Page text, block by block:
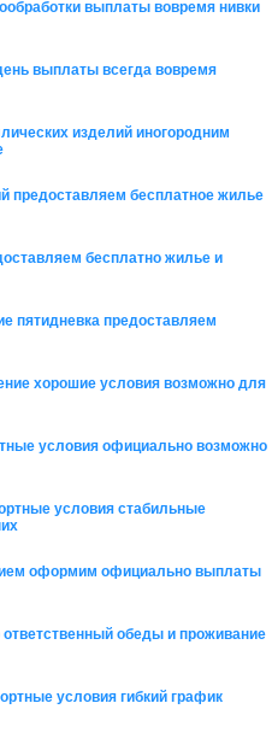
выплаты вовремя нивки
выплаты всегда вовремя
изделий иногородним
предоставляем бесплатное жилье
бесплатно жилье и
пятидневка предоставляем
хорошие условия возможно для
условия официально возможно
условия стабильные
оформим официально выплаты
обеды и проживание
условия гибкий график